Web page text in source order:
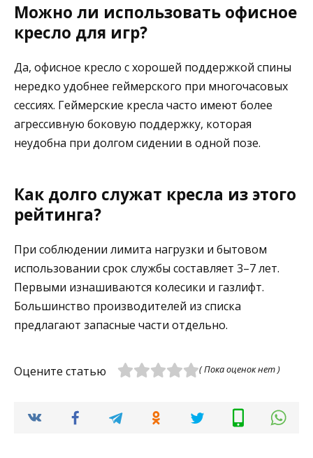
Можно ли использовать офисное
кресло для игр?
Да, офисное кресло с хорошей поддержкой спины
нередко удобнее геймерского при многочасовых
сессиях. Геймерские кресла часто имеют более
агрессивную боковую поддержку, которая
неудобна при долгом сидении в одной позе.
Как долго служат кресла из этого
рейтинга?
При соблюдении лимита нагрузки и бытовом
использовании срок службы составляет 3–7 лет.
Первыми изнашиваются колесики и газлифт.
Большинство производителей из списка
предлагают запасные части отдельно.
Оцените статью ( Пока оценок нет )